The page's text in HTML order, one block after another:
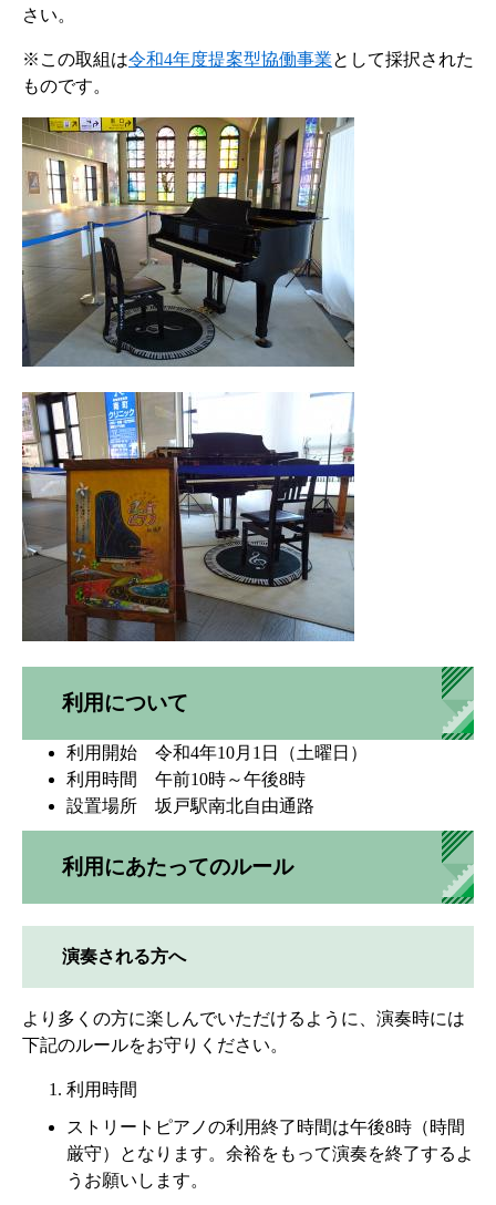
さい。
※この取組は令和4年度提案型協働事業として採択された
ものです。
利用について
利用開始 令和4年10月1日（土曜日）
利用時間 午前10時～午後8時
設置場所 坂戸駅南北自由通路
利用にあたってのルール
演奏される方へ
より多くの方に楽しんでいただけるように、演奏時には
下記のルールをお守りください。
利用時間
ストリートピアノの利用終了時間は午後8時（時間
厳守）となります。余裕をもって演奏を終了するよ
うお願いします。